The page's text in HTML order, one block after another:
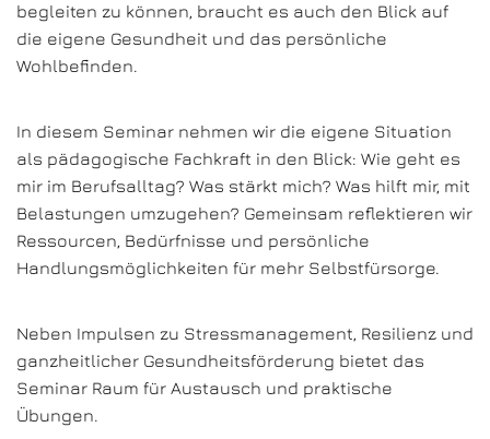
begleiten zu können, braucht es auch den Blick auf
die eigene Gesundheit und das persönliche
Wohlbefinden.
In diesem Seminar nehmen wir die eigene Situation
als pädagogische Fachkraft in den Blick: Wie geht es
mir im Berufsalltag? Was stärkt mich? Was hilft mir, mit
Belastungen umzugehen? Gemeinsam reflektieren wir
Ressourcen, Bedürfnisse und persönliche
Handlungsmöglichkeiten für mehr Selbstfürsorge.
Neben Impulsen zu Stressmanagement, Resilienz und
ganzheitlicher Gesundheitsförderung bietet das
Seminar Raum für Austausch und praktische
Übungen.